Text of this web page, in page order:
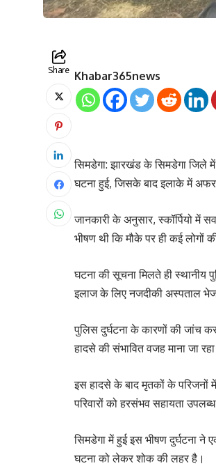
Share Khabar365news
सिमडेगा: झारखंड के सिमडेगा जिले में
घटना हुई, जिसके बाद इलाके में
जानकारी के अनुसार, स्कॉर्पियो में
भीषण थी कि मौके पर ही कई लोगों
घटना की सूचना मिलते ही स्थानीय
इलाज के लिए नजदीकी अस्पताल
पुलिस दुर्घटना के कारणों की जांच
हादसे की संभावित वजह माना जा
इस हादसे के बाद मृतकों के परिजनों
परिवारों को हरसंभव सहायता
सिमडेगा में हुई इस भीषण दुर्घटना
घटना को लेकर शोक की लहर है।